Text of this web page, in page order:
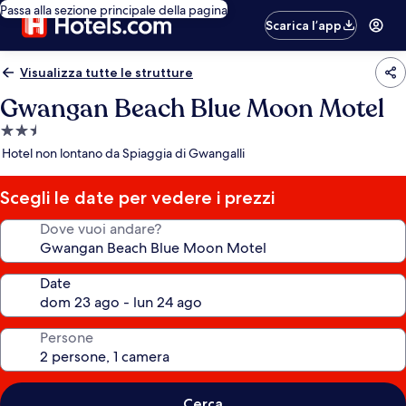
Passa alla sezione principale della pagina
Scarica l’app
Visualizza tutte le strutture
Gwangan Beach Blue Moon Motel
Struttura
a
stelle
Hotel non lontano da Spiaggia di Gwangalli
Scegli le date per vedere i prezzi
Dove vuoi andare?
Date
Persone